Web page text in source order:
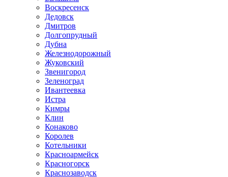
Воскресенск
Дедовск
Дмитров
Долгопрудный
Дубна
Железнодорожный
Жуковский
Звенигород
Зеленоград
Ивантеевка
Истра
Кимры
Клин
Конаково
Королев
Котельники
Красноармейск
Красногорск
Краснозаводск